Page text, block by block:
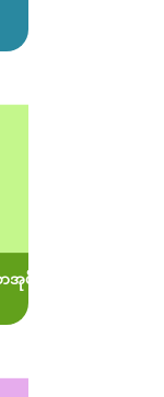
ပ်များ